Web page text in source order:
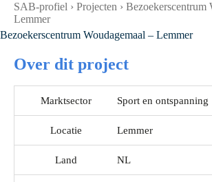
SAB-profiel › Projecten › Bezoekerscentrum
Lemmer
Bezoekerscentrum Woudagemaal – Lemmer
Over dit project
Marktsector Sport en ontspanning
Locatie Lemmer
Land NL